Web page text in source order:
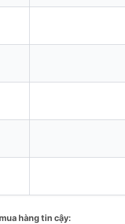
hàng tin cậy: